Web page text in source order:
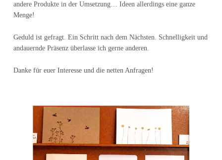
andere Produkte in der Umsetzung… Ideen allerdings eine ganze
Menge!
Geduld ist gefragt. Ein Schritt nach dem Nächsten. Schnelligkeit und
andauernde Präsenz überlasse ich gerne anderen.
Danke für euer Interesse und die netten Anfragen!